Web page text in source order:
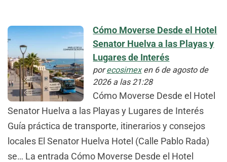
Cómo Moverse Desde el Hotel
Senator Huelva a las Playas y
Lugares de Interés
porecosimexen 6 de agosto de
2026 a las 21:28
Cómo Moverse Desde el Hotel
Senator Huelva a las Playas y Lugares de Interés
Guía práctica de transporte, itinerarios y consejos
locales El Senator Huelva Hotel (Calle Pablo Rada)
se… La entrada Cómo Moverse Desde el Hotel